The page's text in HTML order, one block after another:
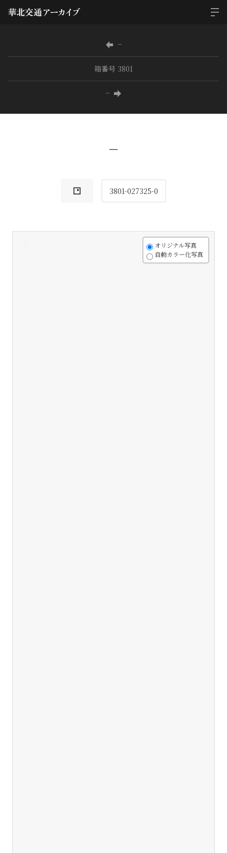
−
箱番号 3801
−
−
3801-027325-0
オリジナル写真
自動カラー化写真